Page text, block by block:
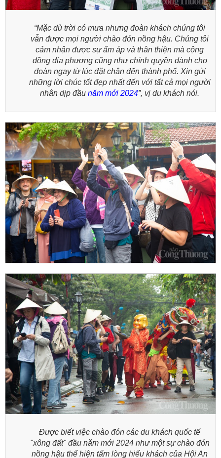
“Mặc dù trời có mưa nhưng đoàn khách chúng tôi
vẫn được mọi người chào đón nồng hậu. Chúng tôi
cảm nhận được sự ấm áp và thân thiện mà cộng
đồng địa phương cũng như chính quyền dành cho
đoàn ngay từ lúc đặt chân đến thành phố. Xin gửi
những lời chúc tốt đẹp nhất đến với tất cả mọi người
nhân dịp đầunăm mới 2024”, vị du khách nói.
Được biết việc chào đón các du khách quốc tế
"xông đất" đầu năm mới 2024 như một sự chào đón
nồng hậu thể hiện tấm lòng hiếu khách của Hội An